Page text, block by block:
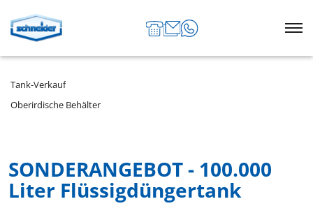
Tank-Verkauf
Oberirdische Behälter
SONDERANGEBOT - 100.000
Liter Flüssigdüngertank